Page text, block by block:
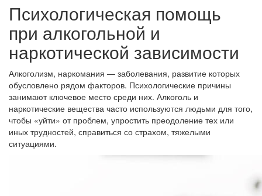
Психологическая помощь
при алкогольной и
наркотической зависимости
Алкоголизм, наркомания — заболевания, развитие которых
обусловлено рядом факторов. Психологические причины
занимают ключевое место среди них. Алкоголь и
наркотические вещества часто используются людьми для того,
чтобы «уйти» от проблем, упростить преодоление тех или
иных трудностей, справиться со страхом, тяжелыми
ситуациями.